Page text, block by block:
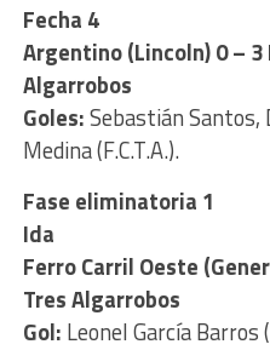
Fecha 4
Argentino (Lincoln) 0 – 3
Algarrobos
Goles:Sebastián Santos,
Medina (F.C.T.A.).
Fase eliminatoria 1
Ida
Ferro Carril Oeste
Tres Algarrobos
Gol: Leonel García Barros